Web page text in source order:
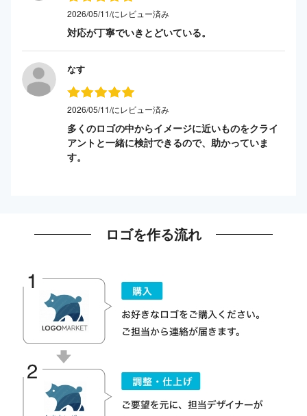
2026/05/11/にレビュー済み
対応が丁寧でいきとどいている。
なす
2026/05/11/にレビュー済み
多くのロゴの中からイメージに近いものをクライ
アントと一緒に検討できるので、助かっていま
す。
ロゴを作る流れ